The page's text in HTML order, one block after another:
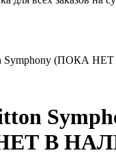
Symphony (ПОКА
В